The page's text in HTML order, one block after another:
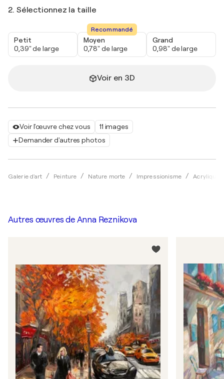
Voir l'œuvre chez vous
11 images
Demander d'autres photos
Galerie d'art Peinture Nature morte Impressionisme Acrylique
2. Sélectionnez la taille
Petit
0,39" de large
Recommandé
Moyen
0,78" de large
Grand
0,98" de large
Voir en 3D
Autres œuvres de Anna Reznikova